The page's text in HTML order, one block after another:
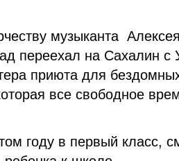
музыканта Алексея
переехал на Сахалин с
приюта для
все свободное
году в первый класс,